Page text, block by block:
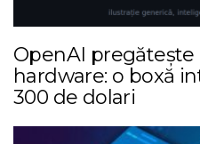
OpenAI
hardware: o boxă
300 de dolari